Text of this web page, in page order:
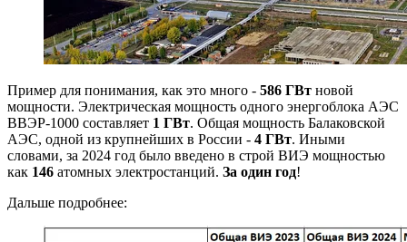
Пример для понимания, как это много - 586 ГВт новой
мощности. Электрическая мощность одного энергоблока АЭС
ВВЭР-1000 составляет 1 ГВт. Общая мощность Балаковской
АЭС, одной из крупнейших в России - 4 ГВт. Иными
словами, за 2024 год было введено в строй ВИЭ мощностью
как 146 атомных электростанций. За один год!
Дальше подробнее: